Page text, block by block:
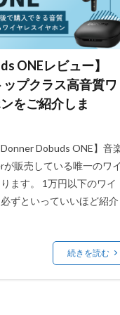
ONEレビュー】
プクラス高音質ワ
をご紹介しま
Dobuds ONE】音
販売している唯一のワ
ます。 1万円以下のワイ
ずといっていいほど紹介
続きを読む